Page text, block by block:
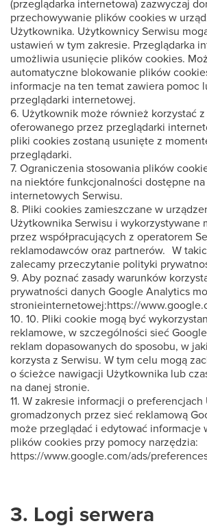
(przeglądarka internetowa) zazwyczaj
przechowywanie plików cookies w
Użytkownika. Użytkownicy Serwisu
ustawień w tym zakresie. Przeglądarka
umożliwia usunięcie plików cookies.
automatyczne blokowanie plików
informacje na ten temat zawiera pomoc
przeglądarki internetowej.
6. Użytkownik może również korzystać
oferowanego przez przeglądarki
pliki cookies zostaną usunięte z
przeglądarki.
7. Ograniczenia stosowania plików
na niektóre funkcjonalności dostępne na
internetowych Serwisu.
8. Pliki cookies zamieszczane w
Użytkownika Serwisu i wykorzystywane
przez współpracujących z operatorem
reklamodawców oraz partnerów. W
zalecamy przeczytanie polityki
9. Aby poznać zasady warunków
prywatności danych Google Analytics
stronieinternetowej:https://
10. 10. Pliki cookie mogą być
reklamowe, w szczególności sieć
reklam dopasowanych do sposobu, w
korzysta z Serwisu. W tym celu mogą
o ścieżce nawigacji Użytkownika lub
na danej stronie.
11. W zakresie informacji o
gromadzonych przez sieć reklamową
może przeglądać i edytować informacje
plików cookies przy pomocy narzędzia:
https://www.google.com/ads/
3. Logi serwera